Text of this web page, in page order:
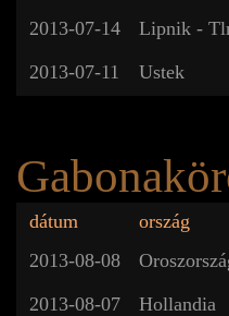
2013-07-14
Lipnik -
2013-07-11
Ustek
dátum ország
2013-08-08
2013-08-07
Hollandia